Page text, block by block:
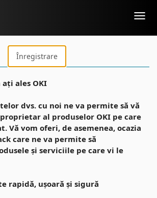
Înregistrare
ales OKI
dvs. cu noi ne va permite să vă
al produselor OKI pe care
Vă vom oferi, de asemenea, ocazia
care ne va permite să
și serviciile pe care vi le
rapidă, ușoară și sigură